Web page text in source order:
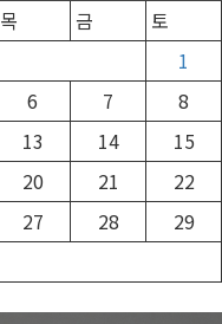
목 금
토
1
6 7
8
13 14
15
20 21
22
27 28
29